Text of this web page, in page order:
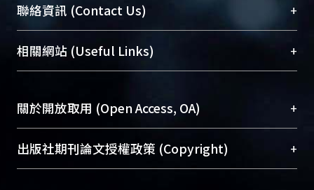
臺大位居世界頂尖大學之列，為永久珍藏及向國際
展現本校豐碩的研究成果及學術能量，圖書館整合
機構典藏（NTUR）與學術庫（AH）不同功能平
台，成為臺大學術典藏NTU scholars。期能整合研
成果。
To permanently archive and promote researcher
profiles and scholarly works, Library integrates the
services of “NTU Repository” with “Academic
聯絡資訊 (Contact Us) +
總館學科館員(Main Library)
醫學圖書館學科館員(Medical Library)
Sciences Library)
相關網站 (Useful Links) +
關於開放取用 (Open Access, OA) +
開放取用是從使用者角度提升資訊取用性的社會運
動，應用在學術研究上是透過將研究著作公開供使
出版社期刊論文授權政策 (Copyright) +